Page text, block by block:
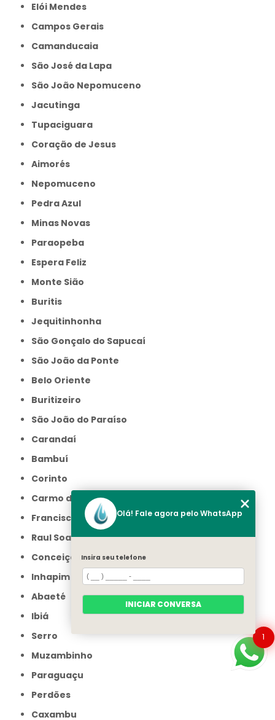
Elói Mendes
Campos Gerais
Camanducaia
São José da Lapa
São João Nepomuceno
Jacutinga
Tupaciguara
Coração de Jesus
Aimorés
Nepomuceno
Pedra Azul
Minas Novas
Paraopeba
Espera Feliz
Monte Sião
Buritis
Jequitinhonha
São Gonçalo do Sapucaí
São João da Ponte
Belo Oriente
Buritizeiro
São João do Paraíso
Carandaí
Bambuí
Corinto
Carmo do Cajuru
Francisco Sá
Raul Soares
Conceição do Mato Dentro
Inhapim
Abaeté
Ibiá
Serro
Muzambinho
Paraguaçu
Perdões
Caxambu
1
Olá! Fale agora pelo WhatsApp
Insira seu telefone
INICIAR CONVERSA